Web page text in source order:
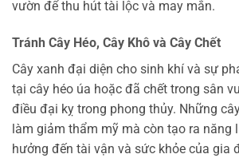
vườn để thu hút tài lộc và may mắn.
Tránh Cây Héo, Cây Khô và Cây Chết
Cây xanh đại diện cho sinh khí và sự
tại cây héo úa hoặc đã chết trong sân
điều đại kỵ trong phong thủy. Những
làm giảm thẩm mỹ mà còn tạo ra năng
hưởng đến tài vận và sức khỏe của gia